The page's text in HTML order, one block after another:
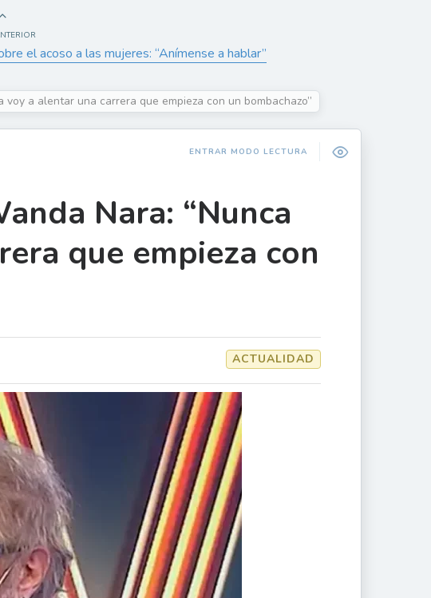
el acoso a las mujeres: “Anímense a hablar”
a alentar una carrera que empieza con un bombachazo”
ENTRAR MODO LECTURA
Nara: “Nunca
que empieza con
ACTUALIDAD